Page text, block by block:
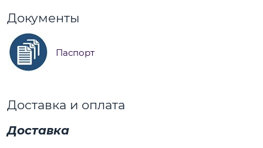
Документы
Паспорт
Доставка и оплата
Доставка